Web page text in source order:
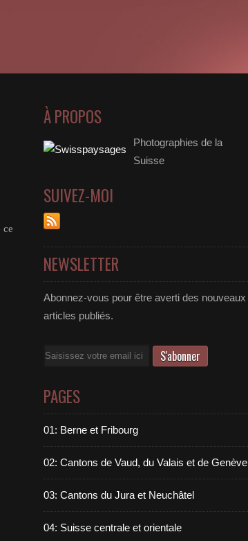
ce
À PROPOS
Photographies de la
Suisse
SUIVEZ-MOI
NEWSLETTER
Abonnez-vous pour être averti des nouveaux
articles publiés.
Email
PAGES
01: Berne et Fribourg
02: Cantons de Vaud, du Valais et de Genève
03: Cantons du Jura et Neuchâtel
04: Suisse centrale et orientale